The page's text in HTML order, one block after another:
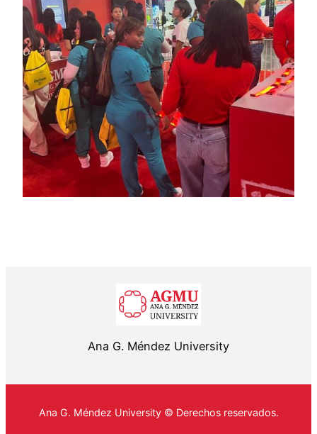
Ana G. Méndez University
Ana G. Méndez University © Derechos reservados.